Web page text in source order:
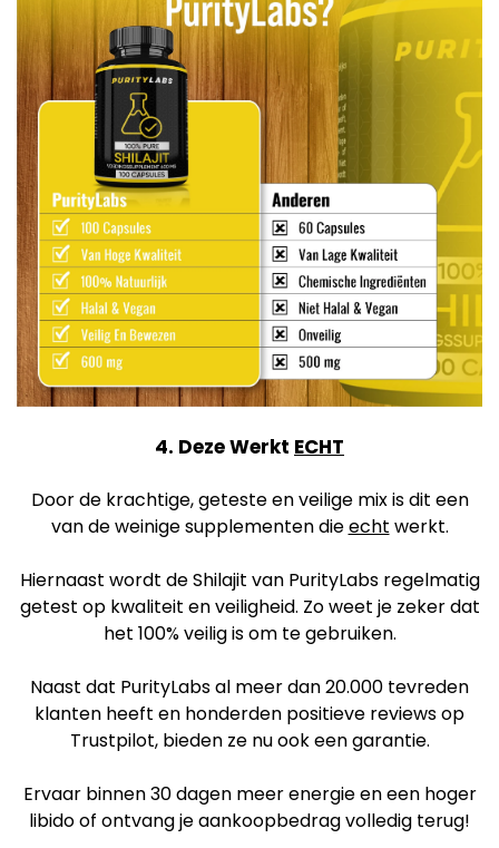
4. Deze Werkt ECHT
Door de krachtige, geteste en veilige mix is dit een
van de weinige supplementen dieecht werkt.
Hiernaast wordt de Shilajit van PurityLabs regelmatig
getest op kwaliteit en veiligheid. Zo weet je zeker dat
het 100% veilig is om te gebruiken.
Naast dat PurityLabs al meer dan 20.000 tevreden
klanten heeft en honderden positieve reviews op
Trustpilot, bieden ze nu ook een garantie.
Ervaar binnen 30 dagen meer energie en een hoger
libido of ontvang je aankoopbedrag volledig terug!